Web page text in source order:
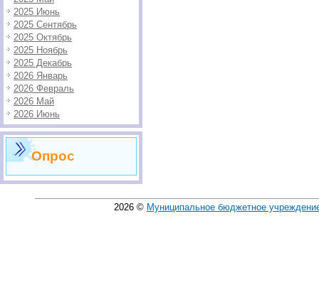
2025 Июнь
2025 Сентябрь
2025 Октябрь
2025 Ноябрь
2025 Декабрь
2026 Январь
2026 Февраль
2026 Май
2026 Июнь
Опрос
2026 © Муниципальное бюджетное